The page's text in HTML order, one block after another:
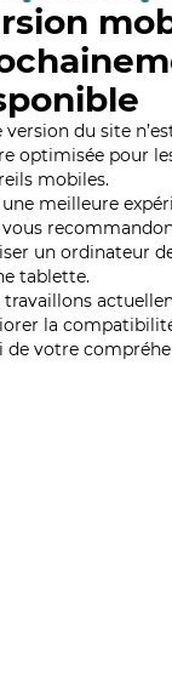
version du site
optimisée pour
mobiles.
meilleure
vous
un ordinateur
tablette.
travaillons
la
de votre